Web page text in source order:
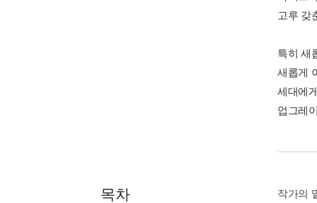
고루 갖
특히 새
새롭게
세대에
업그레
목차
작가의